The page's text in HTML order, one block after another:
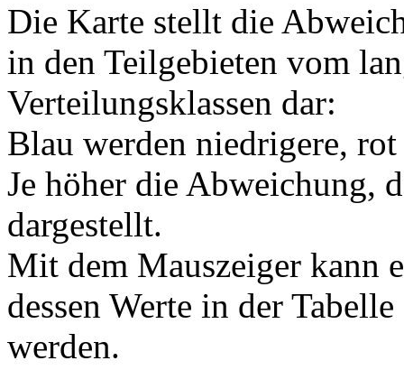
Die Karte stellt die
in den Teilgebieten vom
Verteilungsklassen dar:
Blau werden niedrigere,
Je höher die Abweichung,
dargestellt.
Mit dem Mauszeiger kann
dessen Werte in der
werden.